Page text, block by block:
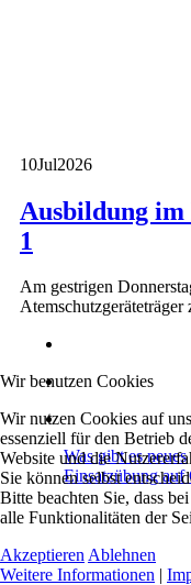
10Jul2026
Ausbildung
1
Am gestrigen
Atemschutzgeräteträger
Was gibt es neues
Einsatzübung auf
Wir benutzen Cookies
Wir nutzen Cookies auf
essenziell für den Betrieb
Website und die
Sie können selbst
Bitte beachten Sie, dass
alle Funktionalitäten der
Akzeptieren Ablehnen
Weitere Informationen |